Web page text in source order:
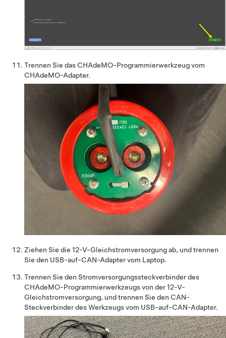
Trennen Sie das CHAdeMO-Programmierwerkzeug vom
CHAdeMO-Adapter.
Ziehen Sie die 12-V-Gleichstromversorgung ab, und trennen
Sie den USB-auf-CAN-Adapter vom Laptop.
Trennen Sie den Stromversorgungssteckverbinder des
CHAdeMO-Programmierwerkzeugs von der 12-V-
Gleichstromversorgung, und trennen Sie den CAN-
Steckverbinder des Werkzeugs vom USB-auf-CAN-Adapter.